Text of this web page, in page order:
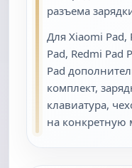
разъема
Для Xiaomi Pad,
Pad, Redmi Pad
Pad
комплект,
клавиатура,
на конкретную